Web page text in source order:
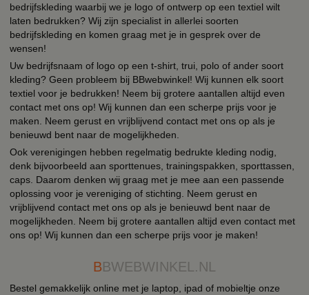
bedrijfskleding waarbij we je logo of ontwerp op een textiel wilt
laten bedrukken? Wij zijn specialist in allerlei soorten
bedrijfskleding en komen graag met je in gesprek over de
wensen!
Uw bedrijfsnaam of logo op een t-shirt, trui, polo of ander soort
kleding? Geen probleem bij BBwebwinkel! Wij kunnen elk soort
textiel voor je bedrukken! Neem bij grotere aantallen altijd even
contact met ons op! Wij kunnen dan een scherpe prijs voor je
maken. Neem gerust en vrijblijvend contact met ons op als je
benieuwd bent naar de mogelijkheden.
Ook verenigingen hebben regelmatig bedrukte kleding nodig,
denk bijvoorbeeld aan sporttenues, trainingspakken, sporttassen,
caps. Daarom denken wij graag met je mee aan een passende
oplossing voor je vereniging of stichting. Neem gerust en
vrijblijvend contact met ons op als je benieuwd bent naar de
mogelijkheden. Neem bij grotere aantallen altijd even contact met
ons op! Wij kunnen dan een scherpe prijs voor je maken!
BBWEBWINKEL.NL
Bestel gemakkelijk online met je laptop, ipad of mobieltje onze